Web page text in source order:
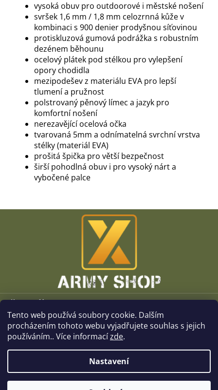
Tento web používá soubory cookie. Dalším
procházením tohoto webu vyjadřujete souhlas s jejich
používáním.. Více informacízde.
Nastavení
vysoká obuv pro outdoorové i městské nošení
svršek 1,6 mm / 1,8 mm celozrnná kůže v
kombinaci s 900 denier prodyšnou síťovinou
protiskluzová gumová podrážka s robustním
dezénem běhounu
ocelový plátek pod stélkou pro vylepšení
opory chodidla
mezipodešev z materiálu EVA pro lepší
tlumení a pružnost
polstrovaný pěnový límec a jazyk pro
komfortní nošení
nerezavějící ocelová očka
tvarovaná 5mm a odnímatelná svrchní vrstva
stélky (materiál EVA)
prošitá špička pro větší bezpečnost
širší pohodlná obuv i pro vysoký nárt a
vybočené palce
Z
Vše o nákupu
O společnosti
Kamenné prodejny
Kontakt